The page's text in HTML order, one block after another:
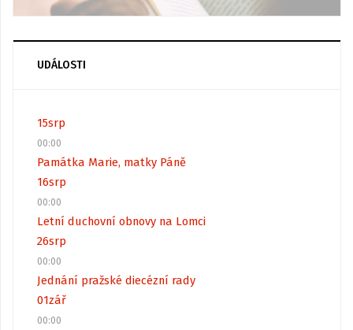
UDÁLOSTI
15srp
00:00
Památka Marie, matky Páně
16srp
00:00
Letní duchovní obnovy na Lomci
26srp
00:00
Jednání pražské diecézní rady
01zář
00:00